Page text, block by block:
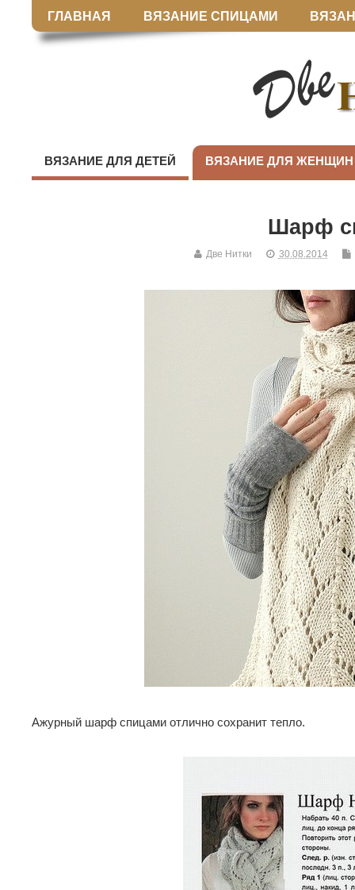
ГЛАВНАЯ ВЯЗАНИЕ СПИЦАМИ
ВЯЗАНИЕ ДЛЯ ДЕТЕЙ ВЯЗАНИЕ ДЛЯ ЖЕНЩИН
Шарф
Две Нитки 30.08.2014
Ажурный шарф спицами отлично сохранит тепло.